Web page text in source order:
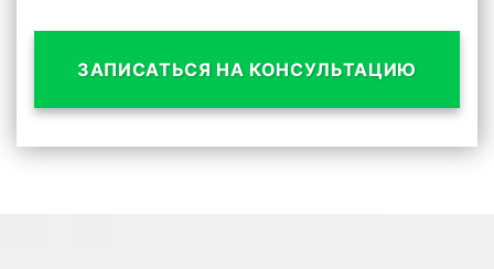
ЗАПИСАТЬСЯ НА КОНСУЛЬТАЦИЮ